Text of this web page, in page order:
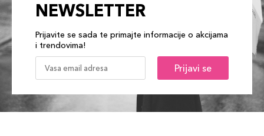
NEWSLETTER
Prijavite se sada te primajte informacije o akcijama
i trendovima!
Prijavi se